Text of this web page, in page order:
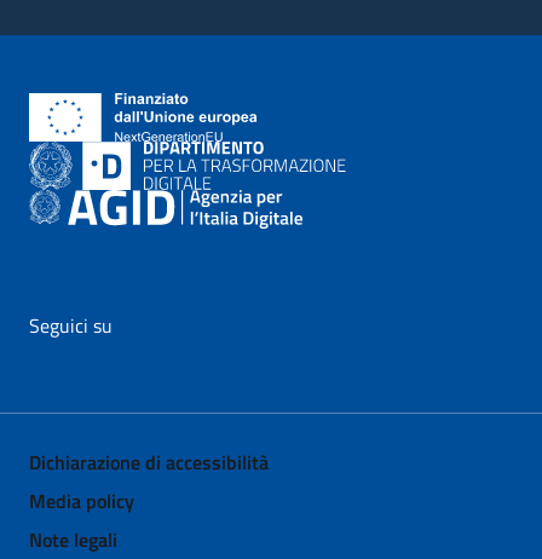
Seguici su
Dichiarazione di accessibilità
Media policy
Note legali